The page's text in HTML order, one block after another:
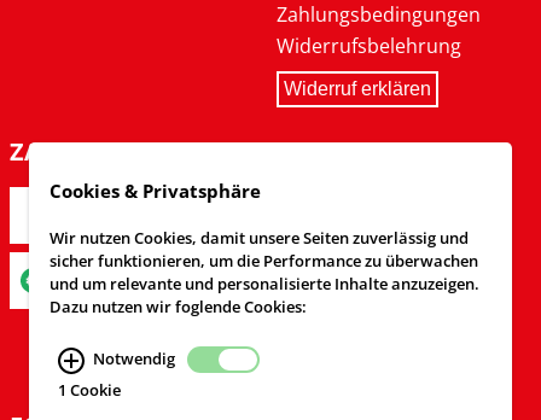
Zahlungsbedingungen
Widerrufsbelehrung
Widerruf erklären
ZAHLARTEN
Cookies & Privatsphäre
Wir nutzen Cookies, damit unsere Seiten zuverlässig und
sicher funktionieren, um die Performance zu überwachen
und um relevante und personalisierte Inhalte anzuzeigen.
Dazu nutzen wir foglende Cookies:
Notwendig
1 Cookie